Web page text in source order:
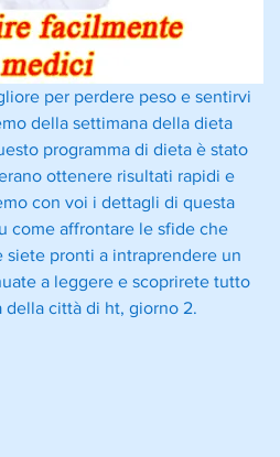
per perdere peso e sentirvi
della settimana della dieta
programma di dieta è stato
ottenere risultati rapidi e
con voi i dettagli di questa
come affrontare le sfide che
pronti a intraprendere un
a leggere e scoprirete tutto
della città di ht, giorno 2.